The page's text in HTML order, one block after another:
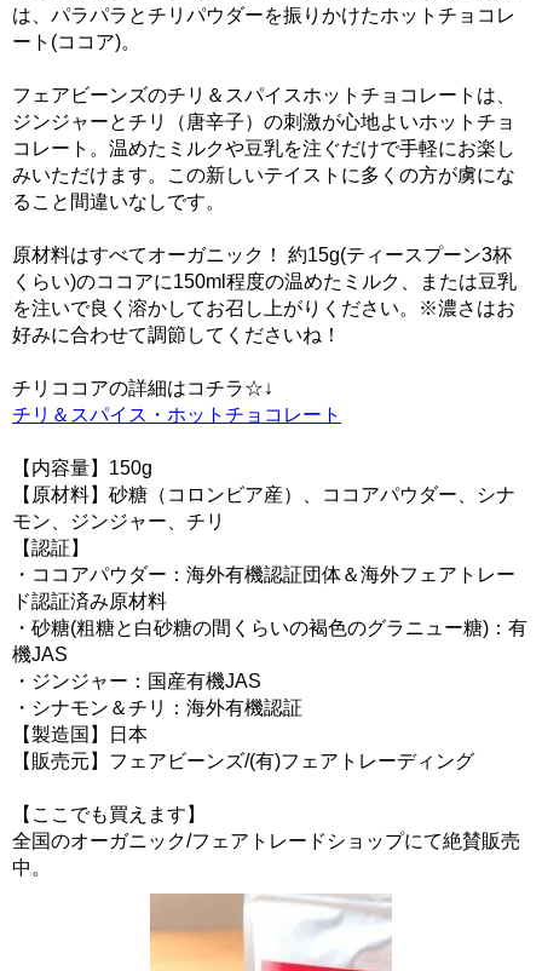
は、パラパラとチリパウダーを振りかけたホットチョコレ
ート(ココア)。
フェアビーンズのチリ＆スパイスホットチョコレートは、
ジンジャーとチリ（唐辛子）の刺激が心地よいホットチョ
コレート。温めたミルクや豆乳を注ぐだけで手軽にお楽し
みいただけます。この新しいテイストに多くの方が虜にな
ること間違いなしです。
原材料はすべてオーガニック！ 約15g(ティースプーン3杯
くらい)のココアに150ml程度の温めたミルク、または豆乳
を注いで良く溶かしてお召し上がりください。※濃さはお
好みに合わせて調節してくださいね！
チリココアの詳細はコチラ☆↓
チリ＆スパイス・ホットチョコレート
【内容量】150g
【原材料】砂糖（コロンビア産）、ココアパウダー、シナ
モン、ジンジャー、チリ
【認証】
・ココアパウダー：海外有機認証団体＆海外フェアトレー
ド認証済み原材料
・砂糖(粗糖と白砂糖の間くらいの褐色のグラニュー糖)：有
機JAS
・ジンジャー：国産有機JAS
・シナモン＆チリ：海外有機認証
【製造国】日本
【販売元】フェアビーンズ/(有)フェアトレーディング
【ここでも買えます】
全国のオーガニック/フェアトレードショップにて絶賛販売
中。